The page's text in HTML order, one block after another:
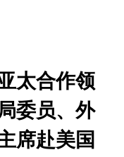
太合作领
委员、外
席赴美国